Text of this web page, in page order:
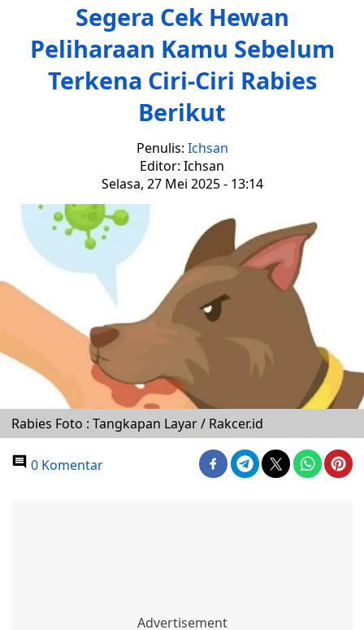
Segera Cek Hewan
Peliharaan Kamu Sebelum
Terkena Ciri-Ciri Rabies
Berikut
Penulis: Ichsan
Editor: Ichsan
Selasa, 27 Mei 2025 - 13:14
Rabies Foto : Tangkapan Layar / Rakcer.id
0 Komentar